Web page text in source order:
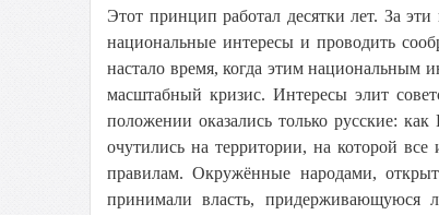
Этот принцип работал десятки лет. За
национальные интересы и проводить
настало время, когда этим национальным
масштабный кризис. Интересы элит
положении оказались только русские:
очутились на территории, на которой
правилам. Окружённые народами,
принимали власть, придерживающуюся